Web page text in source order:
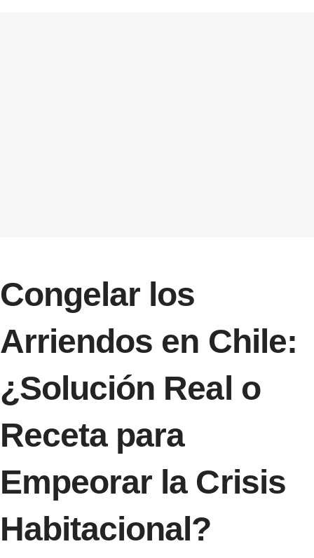
Congelar los
Arriendos en Chile:
¿Solución Real o
Receta para
Empeorar la Crisis
Habitacional?